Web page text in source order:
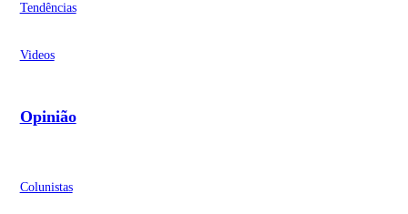
Tendências
Videos
Opinião
Colunistas